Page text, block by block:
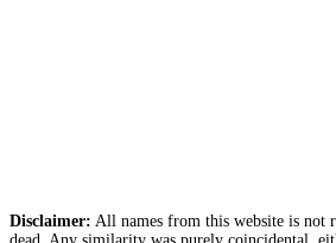
Disclaimer: All names from this website is not